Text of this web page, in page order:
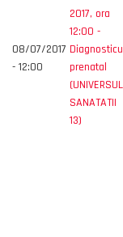
08/07/2017
- 12:00
2017, ora
12:00 -
prenatal
(UNIVERSUL
SANATATII
13)